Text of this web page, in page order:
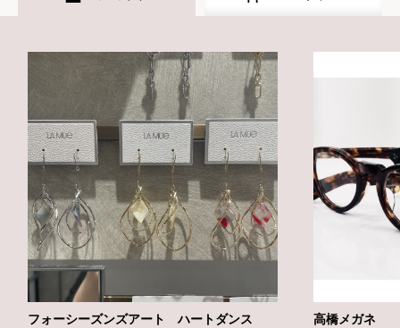
フォーシーズンズアート ハートダンス 高橋メガネ